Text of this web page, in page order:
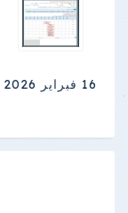
16 فبراير 2026